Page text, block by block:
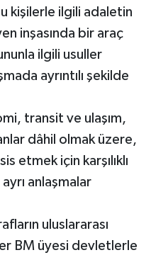
kişilerle ilgili adaletin
inşasında bir araç
ilgili usuller
ayrıntılı şekilde
transit ve ulaşım,
dâhil olmak üzere,
etmek için karşılıklı
anlaşmalar
uluslararası
BM üyesi devletlerle